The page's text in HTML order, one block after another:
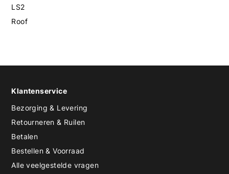
LS2
Roof
Klantenservice
Bezorging & Levering
Retourneren & Ruilen
Betalen
Bestellen & Voorraad
Alle veelgestelde vragen